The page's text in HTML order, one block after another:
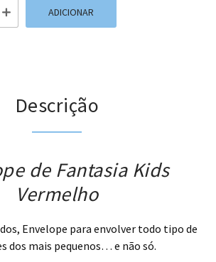
de Envelope de Fantasia Kids Vermelho
ADICIONAR
Descrição
de Fantasia Kids
Vermelho
Envelope para envolver todo tipo de
dos mais pequenos… e não só.